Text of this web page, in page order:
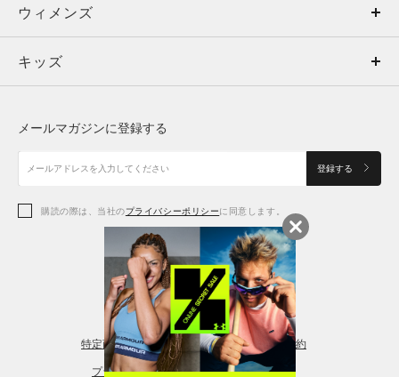
ウィメンズ
キッズ
アクセサリー
トップス
ボトムス
アクセサリー
ウィメンズ
トップス
シューズ
アクセサリー
レギンス＆タイツ
キッズ
シューズ
メールマガジンに登録する
登録する
購読の際は、当社のプライバシーポリシーに同意します。
特定商取引法に基づく通販の表記 会員規約
プライバシーポリシー